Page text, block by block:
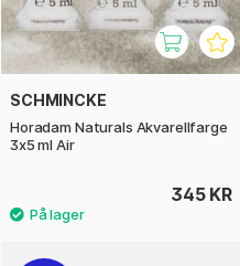
SCHMINCKE
Horadam Naturals Akvarellfarge
3x5 ml Air
345 KR